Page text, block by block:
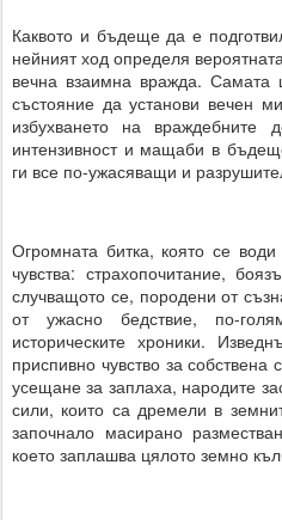
Каквото и бъдеще да е
нейният ход определя
вечна взаимна вражда. Самата
състояние да установи вечен
избухването на враждебните
интензивност и мащаби в
ги все по-ужасяващи и
Огромната битка, която се
чувства: страхопочитание,
случващото се, породени от
от ужасно бедствие, по-
историческите хроники.
приспивно чувство за собствена
усещане за заплаха, народите
сили, които са дремели в
започнало масирано
което заплашва цялото земно